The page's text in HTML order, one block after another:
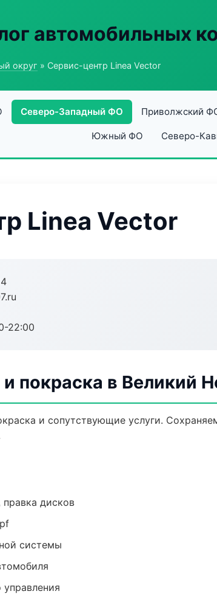
автомобильных
округ » Сервис-центр Linea Vector
Северо-Западный ФО Приволжский
Южный ФО Северо-
Linea Vector
22:00
покраска в Великий
и сопутствующие услуги.
дисков
системы